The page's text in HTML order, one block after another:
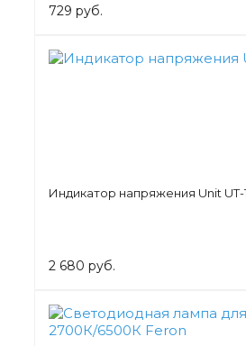
729 руб.
Индикатор напряжения Unit UT-
2 680 руб.